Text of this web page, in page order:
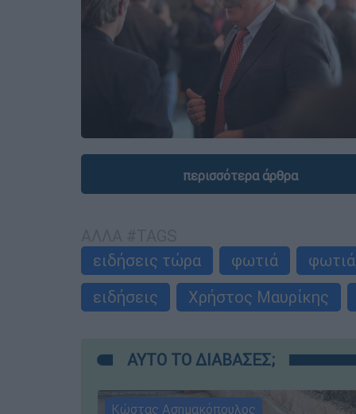
περισσότερα άρθρα
ειδήσεις τώρα
φωτιά
ειδήσεις
Χρήστος Μαυρίκης
ΑΥΤΟ ΤΟ ΔΙΑΒΑΣΕΣ;
Κώστας Ασημακόπουλος